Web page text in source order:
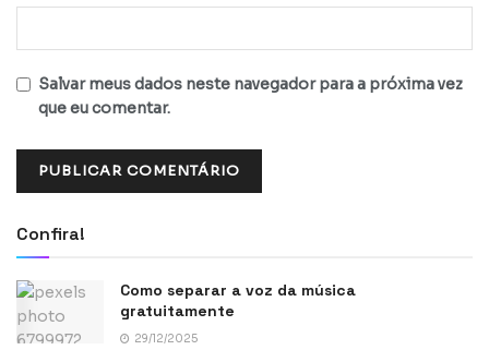
Salvar meus dados neste navegador para a próxima vez
que eu comentar.
Confira!
Como separar a voz da música
gratuitamente
29/12/2025